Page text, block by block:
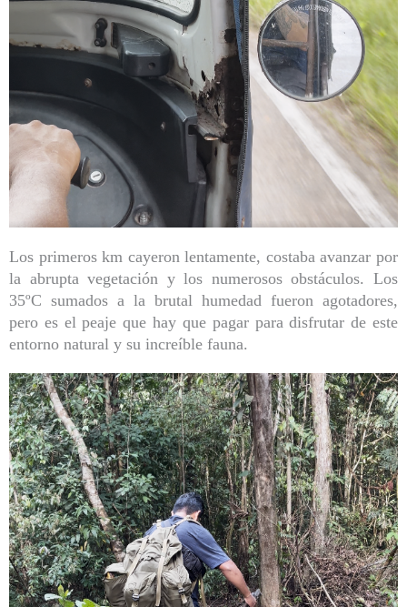
Los primeros km cayeron lentamente, costaba avanzar por
la abrupta vegetación y los numerosos obstáculos. Los
35ºC sumados a la brutal humedad fueron agotadores,
pero es el peaje que hay que pagar para disfrutar de este
entorno natural y su increíble fauna.